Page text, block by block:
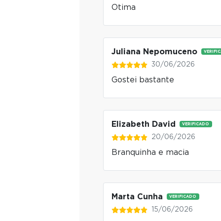
Otima
Juliana Nepomuceno
30/06/2026
Gostei bastante
Elizabeth David VERIFICADO
20/06/2026
Branquinha e macia
Marta Cunha VERIFICADO
15/06/2026